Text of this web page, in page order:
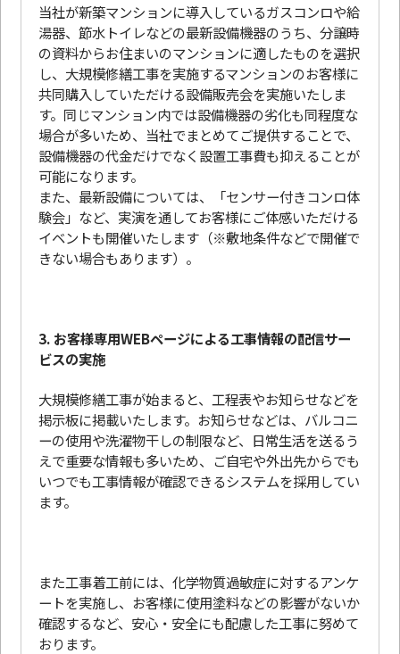
当社が新築マンションに導入しているガスコンロや給
湯器、節水トイレなどの最新設備機器のうち、分譲時
の資料からお住まいのマンションに適したものを選択
し、大規模修繕工事を実施するマンションのお客様に
共同購入していただける設備販売会を実施いたしま
す。同じマンション内では設備機器の劣化も同程度な
場合が多いため、当社でまとめてご提供することで、
設備機器の代金だけでなく設置工事費も抑えることが
可能になります。
また、最新設備については、「センサー付きコンロ体
験会」など、実演を通してお客様にご体感いただける
イベントも開催いたします（※敷地条件などで開催で
きない場合もあります）。
3. お客様専用WEBページによる工事情報の配信サー
ビスの実施
大規模修繕工事が始まると、工程表やお知らせなどを
掲示板に掲載いたします。お知らせなどは、バルコニ
ーの使用や洗濯物干しの制限など、日常生活を送るう
えで重要な情報も多いため、ご自宅や外出先からでも
いつでも工事情報が確認できるシステムを採用してい
ます。
また工事着工前には、化学物質過敏症に対するアンケ
ートを実施し、お客様に使用塗料などの影響がないか
確認するなど、安心・安全にも配慮した工事に努めて
おります。